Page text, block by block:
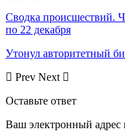
Сводка происшествий.
по 22 декабря
Утонул авторитетный
Prev Next
Оставьте ответ
Ваш электронный адрес